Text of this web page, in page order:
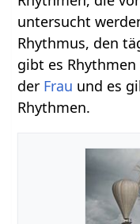
untersucht
Rhythmus, den
gibt es
der Frau und es
Rhythmen.